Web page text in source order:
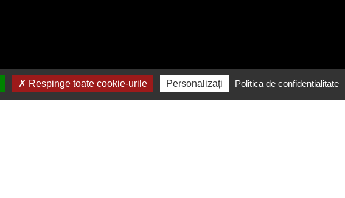
Respinge toate cookie-urile Personalizați Politica de confidentialitate